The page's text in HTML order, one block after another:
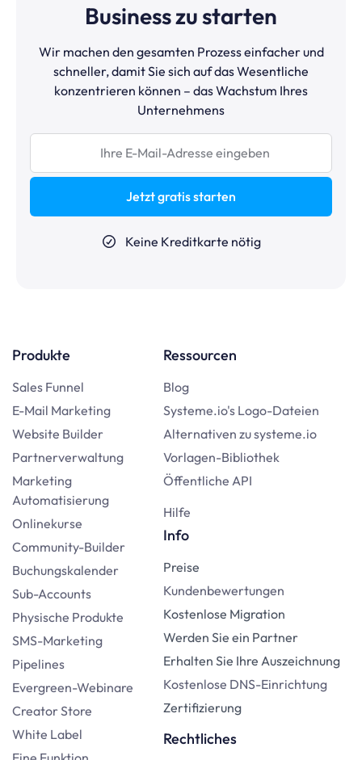
Business zu starten
Wir machen den gesamten Prozess einfacher und
schneller, damit Sie sich auf das Wesentliche
konzentrieren können – das Wachstum Ihres
Unternehmens
Jetzt gratis starten
Keine Kreditkarte nötig
Produkte
Sales Funnel
E-Mail Marketing
Website Builder
Partnerverwaltung
Marketing
Automatisierung
Onlinekurse
Community-Builder
Buchungskalender
Sub-Accounts
Physische Produkte
SMS-Marketing
Pipelines
Evergreen-Webinare
Creator Store
White Label
Ressourcen
Blog
Systeme.io's Logo-Dateien
Alternativen zu systeme.io
Vorlagen-Bibliothek
Öffentliche API
Hilfe
Info
Preise
Kundenbewertungen
Kostenlose Migration
Werden Sie ein Partner
Erhalten Sie Ihre Auszeichnung
Kostenlose DNS-Einrichtung
Zertifizierung
Rechtliches